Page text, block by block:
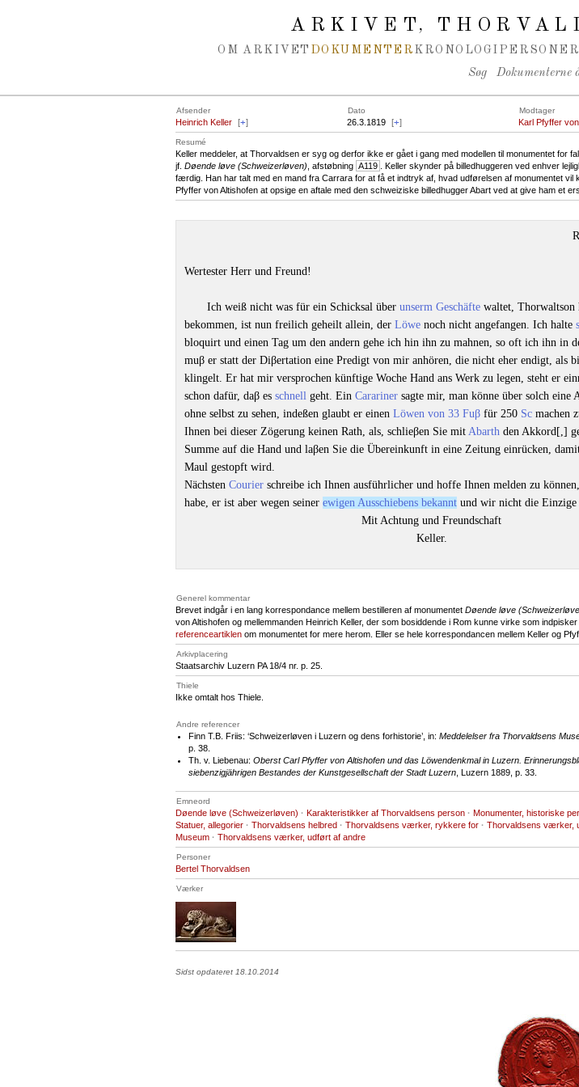
ARKIVET,
OM ARKIVET DOKUMENTER KRONOLOGI PERSONER
Søg Dokumenterne
Afsender Dato Modtager
Heinrich Keller [+] 26.3.1819 [+] Karl Pfyffer
Resumé
Keller meddeler, at Thorvaldsen er syg og derfor ikke er gået i gang med modellen til monumentet for
jf. Døende løve (Schweizerløven) , afstøbning A119
. Keller skynder på billedhuggeren ved enhver
færdig. Han har talt med en mand fra Carrara for at få et indtryk af, hvad udførelsen af monumentet vil
Pfyffer von Altishofen at opsige en aftale med den schweiziske billedhugger Abart ved at give ham et
Wertester Herr und Freund!
Ich weiß nicht was für ein Schicksal über unserm Geschäfte waltet, Thorwaltson
bekommen, ist nun freilich geheilt allein, der Löwe noch nicht angefangen. Ich halte
bloquirt und einen Tag um den andern gehe ich hin ihn zu mahnen, so oft ich ihn in
muβ er statt der Diβertation eine Predigt von mir anhören, die nicht eher endigt, als
klingelt. Er hat mir versprochen künftige Woche Hand ans Werk zu legen, steht er
schon dafür, daβ es schnell geht. Ein Carariner sagte mir, man könne über solch eine
ohne selbst zu sehen, indeßen glaubt er einen Löwen von 33 Fuβ für 250 Sc machen
Ihnen bei dieser Zögerung keinen Rath, als, schlieβen Sie mit Abarth den Akkord[,]
Summe auf die Hand und laβen Sie die Übereinkunft in eine Zeitung einrücken,
Maul gestopft wird.
Nächsten Courier schreibe ich Ihnen ausführlicher und hoffe Ihnen melden zu
habe, er ist aber wegen seiner ewigen Ausschiebens bekannt und wir nicht die Einzige
Mit Achtung und Freundschaft
Keller.
Generel kommentar
Brevet indgår i en lang korrespondance mellem bestilleren af monumentet Døende løve
von Altishofen og mellemmanden Heinrich Keller, der som bosiddende i Rom kunne virke som
referenceartiklen om monumentet for mere herom. Eller se hele korrespondancen mellem Keller og
Arkivplacering
Staatsarchiv Luzern PA 18/4 nr. p. 25.
Thiele
Ikke omtalt hos Thiele.
Andre referencer
Finn T.B. Friis: ‘Schweizerløven i Luzern og dens forhistorie’, in: Meddelelser fra Thorvaldsens
p. 38.
Th. v. Liebenau: Oberst Carl Pfyffer von Altishofen und das Löwendenkmal in Luzern.
siebenzigjährigen Bestandes der Kunstgesellschaft der Stadt Luzern , Luzern 1889, p. 33.
Emneord
Døende løve (Schweizerløven) · Karakteristikker af Thorvaldsens person · Monumenter, historiske
Statuer, allegorier · Thorvaldsens helbred · Thorvaldsens værker, rykkere for · Thorvaldsens værker,
Museum · Thorvaldsens værker, udført af andre
Personer
Bertel Thorvaldsen
Værker
Sidst opdateret 18.10.2014